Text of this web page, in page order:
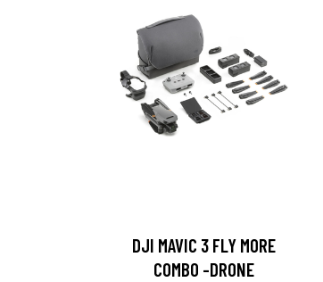
DJI MAVIC 3 FLY MORE
COMBO -DRONE